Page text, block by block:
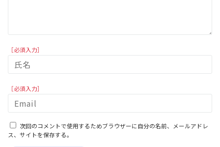
［必須入力］
［必須入力］
次回のコメントで使用するためブラウザーに自分の名前、メールアドレ
ス、サイトを保存する。